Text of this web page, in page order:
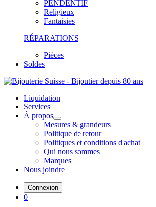
PENDENTIF
Religieux
Fantaisies
RÉPARATIONS
Pièces
Soldes
Liquidation
Services
À propos
Mesures & grandeurs
Politique de retour
Politiques et conditions d'achat
Qui nous sommes
Marques
Nous joindre
Connexion
0